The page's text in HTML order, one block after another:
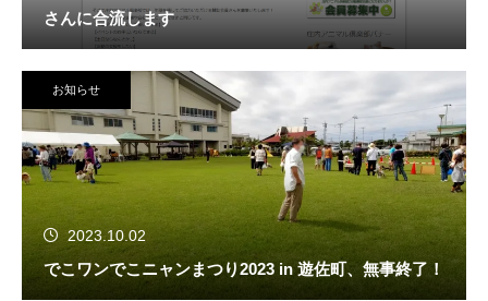
さんに合流します
お知らせ
2023.10.02
でこワンでこニャンまつり2023 in 遊佐町、無事終了！